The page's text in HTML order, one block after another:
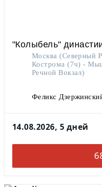
"Колыбель"
Москва (Северный
Кострома (7ч) -
Речной Вокзал)
Феликс
14.08.2026, 5 дней